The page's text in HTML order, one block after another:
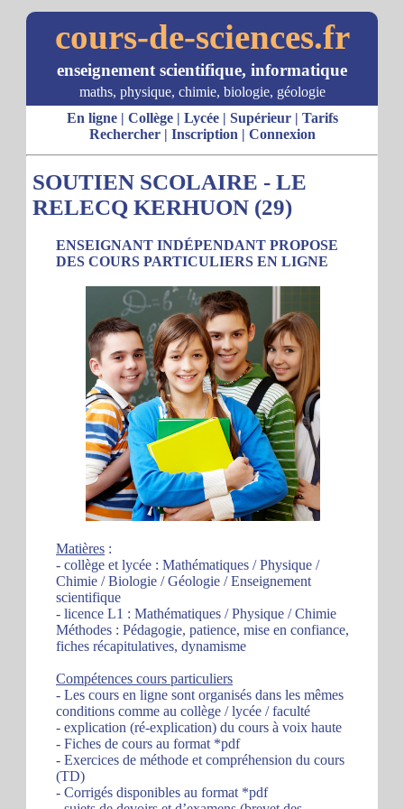
cours-de-sciences.fr
enseignement scientifique, informatique
maths, physique, chimie, biologie, géologie
En ligne| Collège| Lycée| Supérieur| Tarifs
Rechercher| Inscription | Connexion
SOUTIEN SCOLAIRE - LE
RELECQ KERHUON (29)
ENSEIGNANT INDÉPENDANT PROPOSE
DES COURS PARTICULIERS EN LIGNE
Matières :
- collège et lycée : Mathématiques / Physique /
Chimie / Biologie / Géologie / Enseignement
scientifique
- licence L1 : Mathématiques / Physique / Chimie
Méthodes : Pédagogie, patience, mise en confiance,
fiches récapitulatives, dynamisme
Compétences cours particuliers
- Les cours en ligne sont organisés dans les mêmes
conditions comme au collège / lycée / faculté
- explication (ré-explication) du cours à voix haute
- Fiches de cours au format *pdf
- Exercices de méthode et compréhension du cours
(TD)
- Corrigés disponibles au format *pdf